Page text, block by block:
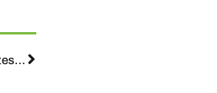
☝🏻 Dientes alineados, dientes sanos y limpios. ✔️